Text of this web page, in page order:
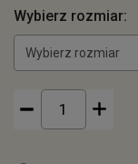
Wybierz rozmiar:
Wybierz rozmiar